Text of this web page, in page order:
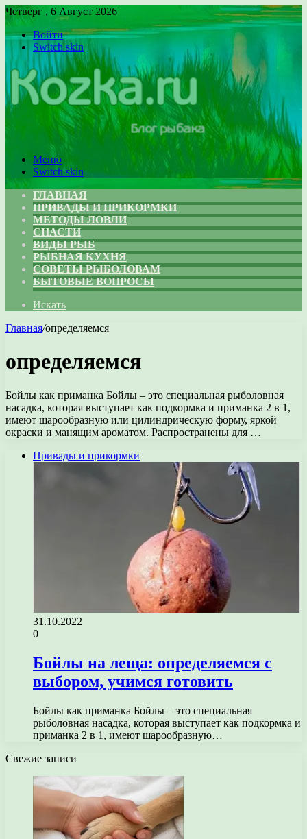
Четверг , 6 Август 2026
Войти
Switch skin
Меню
Switch skin
ГЛАВНАЯ
ПРИВАДЫ И ПРИКОРМКИ
МЕТОДЫ ЛОВЛИ
СНАСТИ
ВИДЫ РЫБ
РЫБНАЯ КУХНЯ
СОВЕТЫ РЫБОЛОВАМ
БЫТОВЫЕ ВОПРОСЫ
Искать
Главная/определяемся
определяемся
Бойлы как приманка Бойлы – это специальная рыболовная
насадка, которая выступает как подкормка и приманка 2 в 1,
имеют шарообразную или цилиндрическую форму, яркой
окраски и манящим ароматом. Распространены для …
Привады и прикормки
31.10.2022
0
Бойлы на леща: определяемся с
выбором, учимся готовить
Бойлы как приманка Бойлы – это специальная
рыболовная насадка, которая выступает как подкормка и
приманка 2 в 1, имеют шарообразную…
Свежие записи